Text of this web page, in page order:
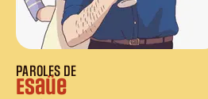
PAROLES DE
Esaüe